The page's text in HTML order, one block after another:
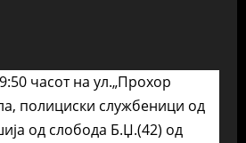
часот на ул.„Прохор
полициски службеници од
од слобода Б.Џ.(42) од